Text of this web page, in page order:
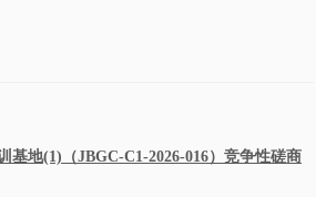
基地(1)（JBGC-C1-2026-016）竞争性磋商